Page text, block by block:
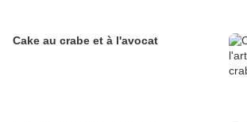
Cake au crabe et à l'avocat